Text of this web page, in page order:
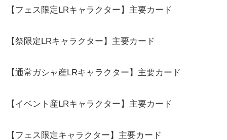
【フェス限定LRキャラクター】主要カード
【祭限定LRキャラクター】主要カード
【通常ガシャ産LRキャラクター】主要カード
【イベント産LRキャラクター】主要カード
【フェス限定キャラクター】主要カード